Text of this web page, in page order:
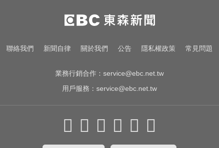
里約直升機墜毀 哥倫比亞一家3名
女性罹難
莫名發燒好不了？醫揭精準診斷關
聯絡我們 新聞自律 關於我們 公告 隱私權政策 常見問題
業務行銷合作： service@ebc.net.tw
用戶服務： service@ebc.net.tw